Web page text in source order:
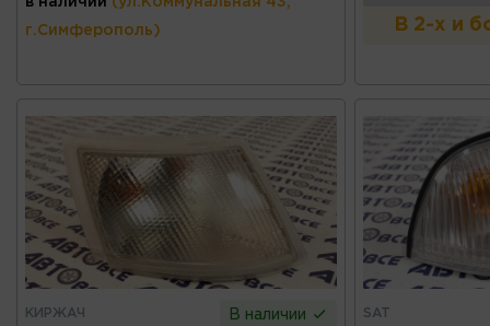
г.Симферополь) В 2-х и
КИРЖАЧ В наличии SAT